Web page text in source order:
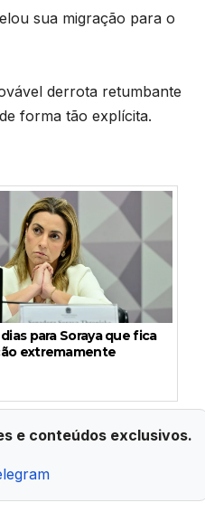
sua migração para o
derrota retumbante
forma tão explícita.
dias para Soraya que fica
extremamente
e conteúdos exclusivos.